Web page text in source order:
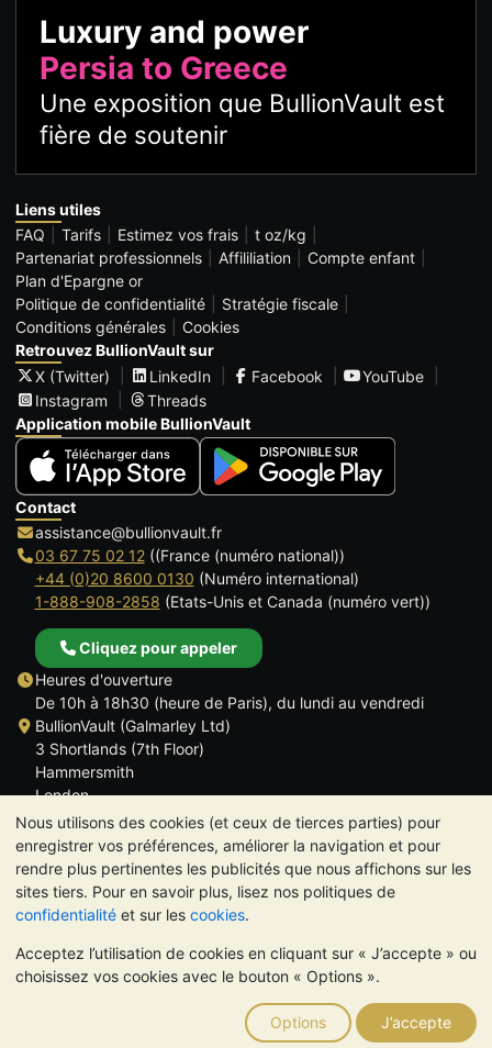
Nous utilisons des cookies (et ceux de tierces parties) pour
enregistrer vos préférences, améliorer la navigation et pour
rendre plus pertinentes les publicités que nous affichons sur les
sites tiers. Pour en savoir plus, lisez nos politiques de
confidentialité et sur les cookies.
Acceptez l’utilisation de cookies en cliquant sur « J’accepte » ou
choisissez vos cookies avec le bouton « Options ».
Options J’accepte
Luxury and power
Persia to Greece
Une exposition que BullionVault est
fière de soutenir
Liens utiles
FAQ
Tarifs Estimez vos frais
t oz/kg
Partenariat professionnels
Affililiation
Compte enfant
Plan d'Epargne or
Politique de confidentialité
Stratégie fiscale
Conditions générales
Cookies
Retrouvez BullionVault sur
X (Twitter)
LinkedIn Facebook
YouTube
Instagram
Threads
Application mobile BullionVault
Contact
assistance@bullionvault.fr
03 67 75 02 12((France (numéro national))
+44 (0)20 8600 0130 (Numéro international)
1-888-908-2858 (Etats-Unis et Canada (numéro vert))
Cliquez pour appeler
Heures d'ouverture
De 10h à 18h30 (heure de Paris), du lundi au vendredi
BullionVault (Galmarley Ltd)
3 Shortlands (7th Floor)
Hammersmith
London
W6 8DA
ROYAUME UNI
TrustScore 4.6 | 534 avis
VEUILLEZ NOTER: La valeur des métaux précieux peut aussi
bien baisser qu'augmenter. Les tendances historiques ne
garantissent pas l'évolution future des cours. Rien sur les sites